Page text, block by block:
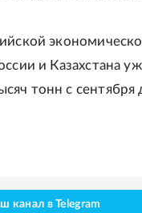
и Казахстана
тонн с сентября
канал в Telegram